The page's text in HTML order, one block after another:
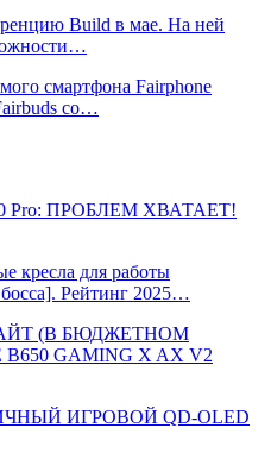
Build в мае. На ней
смартфона Fairphone
со…
Pro: ПРОБЛЕМ ХВАТАЕТ!
для работы
Рейтинг 2025…
(В БЮДЖЕТНОМ
GAMING X AX V2
ИГРОВОЙ QD-OLED